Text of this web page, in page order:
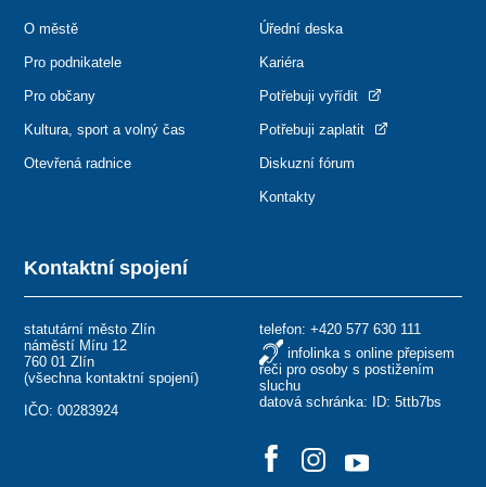
Kontaktní spojení
statutární město Zlín
náměstí Míru 12
760 01 Zlín
(všechna kontaktní spojení)
IČO: 00283924
telefon: +420 577 630 111
infolinka s online přepisem
řeči pro osoby s postižením
sluchu
datová schránka: ID: 5ttb7bs
O městě
Pro podnikatele
Pro občany
Kultura, sport a volný čas
Otevřená radnice
Úřední deska
Kariéra
Potřebuji vyřídit
Potřebuji zaplatit
Diskuzní fórum
Kontakty